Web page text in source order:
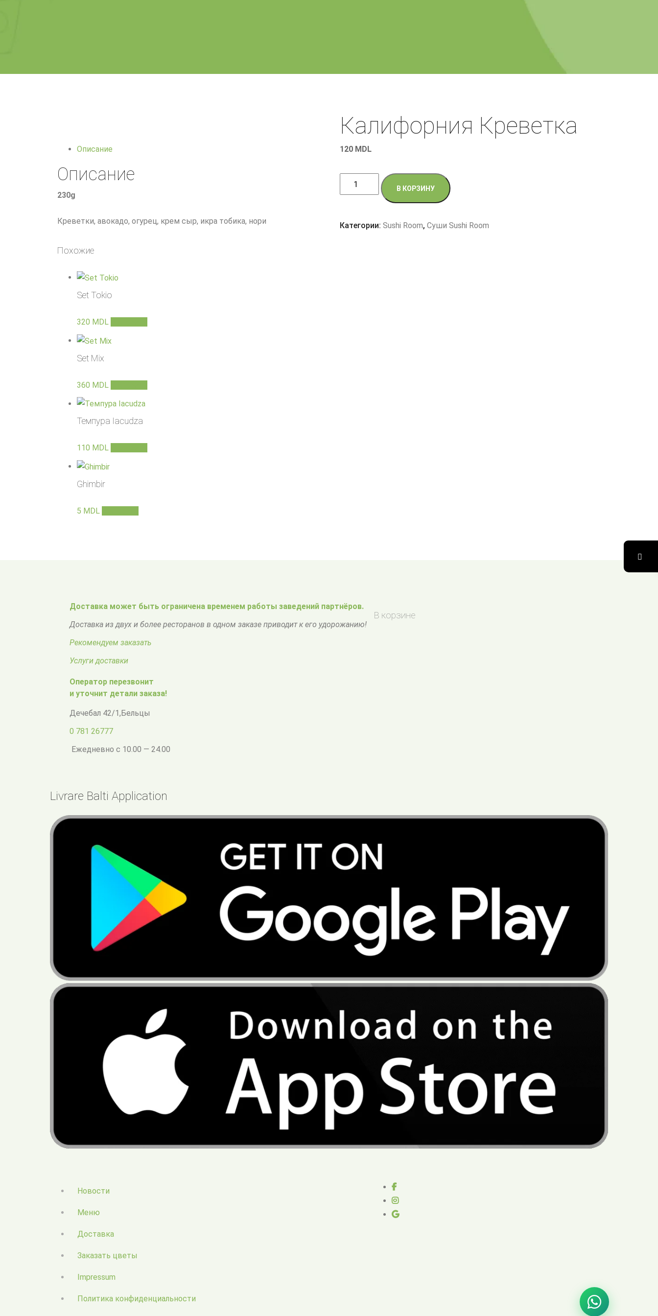
Калифорния Креветка
120 MDL
Количество
товара
Креветка
В КОРЗИНУ
Категории:Sushi Room,Суши Sushi Room
Описание
Описание
230g
Креветки, авокадо, огурец, крем сыр, икра тобика, нори
Похожие
Set Tokio
320 MDL
Set Mix
360 MDL
Темпура Iacudza
110 MDL
Ghimbir
5 MDL
Доставка может быть ограничена временем работы заведений партнёров.
Доставка из двух и более ресторанов в одном заказе приводит к его удорожанию!
Рекомендуем заказать
Услуги доставки
Оператор перезвонит
и уточнит детали заказа!
Дечебал 42/1,Бельцы
0 781 26777
Ежедневно с 10.00 — 24.00
В корзине
Livrare Balti Application
Новости
Меню
Доставка
Заказать цветы
Impressum
Политика конфиденциальности